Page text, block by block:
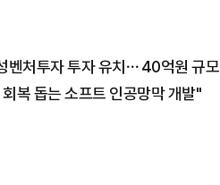
벤처투자 투자 유치⋯ 40억원 규모
복 돕는 소프트 인공망막 개발"